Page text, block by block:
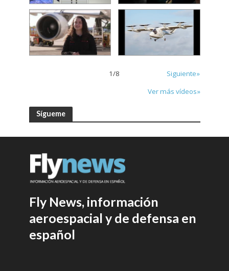
1/8
Siguiente»
Ver más vídeos»
Sígueme
Fly News, información
aeroespacial y de defensa en
español